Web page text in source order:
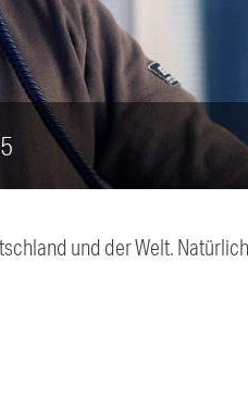
und der Welt.